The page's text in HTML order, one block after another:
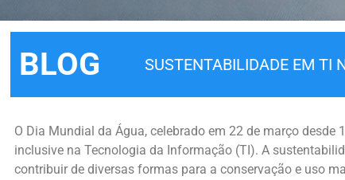
BLOG SUSTENTABILIDADE EM TI
O Dia Mundial da Água, celebrado em 22 de março
inclusive na Tecnologia da Informação (TI). A
contribuir de diversas formas para a conservação e uso